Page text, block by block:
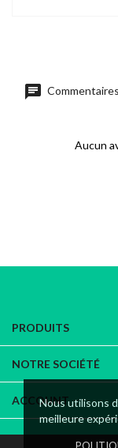
Nous utilisons
meilleure
chat
Aucun
PRODUITS
NOTRE SOCIÉTÉ
ACCOUNT